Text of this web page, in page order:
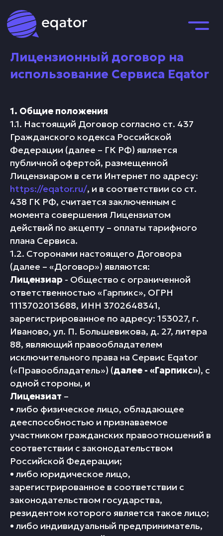
О системе Возможности Для кого
Лицензионный договор на
использование Сервиса Eqator
1. Общие положения
1.1. Настоящий Договор согласно ст. 437
Гражданского кодекса Российской
Федерации (далее – ГК РФ) является
публичной офертой, размещенной
Лицензиаром в сети Интернет по адресу:
https://eqator.ru/, и в соответствии со ст.
438 ГК РФ, считается заключенным с
момента совершения Лицензиатом
действий по акцепту – оплаты тарифного
плана Сервиса.
1.2. Сторонами настоящего Договора
(далее – «Договор») являются:
Лицензиар - Общество с ограниченной
ответственностью «Гарпикс», ОГРН
1113702013688, ИНН 3702648341,
зарегистрированное по адресу: 153027, г.
Иваново, ул. П. Большевикова, д. 27, литера
88, являющий правообладателем
исключительного права на Сервис Eqator
(«Правообладатель») (далее - «Гарпикс»), с
одной стороны, и
Лицензиат –
• либо физическое лицо, обладающее
дееспособностью и признаваемое
участником гражданских правоотношений в
соответствии с законодательством
Российской Федерации;
• либо юридическое лицо,
зарегистрированное в соответствии с
законодательством государства,
резидентом которого является такое лицо;
• либо индивидуальный предприниматель,